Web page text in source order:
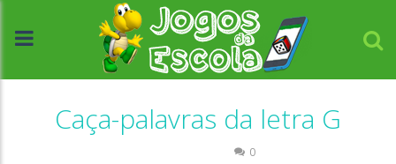
Caça-palavras da letra G
0